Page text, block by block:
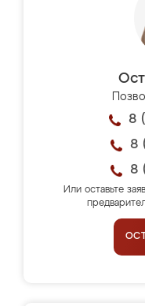
8
8
8
Или оставьте